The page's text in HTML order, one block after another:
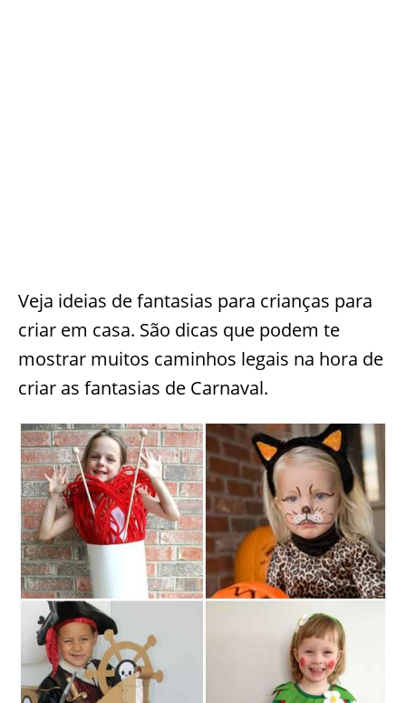
Veja ideias de fantasias para crianças para
criar em casa. São dicas que podem te
mostrar muitos caminhos legais na hora de
criar as fantasias de Carnaval.